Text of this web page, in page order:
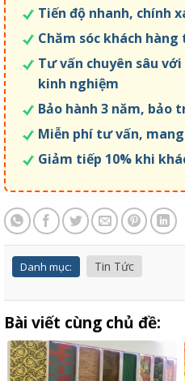
Tiến độ nhanh, chính
Chăm sóc khách
Tư vấn chuyên sâu
kinh nghiệm
Bảo hành 3 năm, bảo
Miễn phí tư vấn,
Giảm tiếp 10% khi
Danh mục: Tin Tức
Bài viết cùng chủ đề: